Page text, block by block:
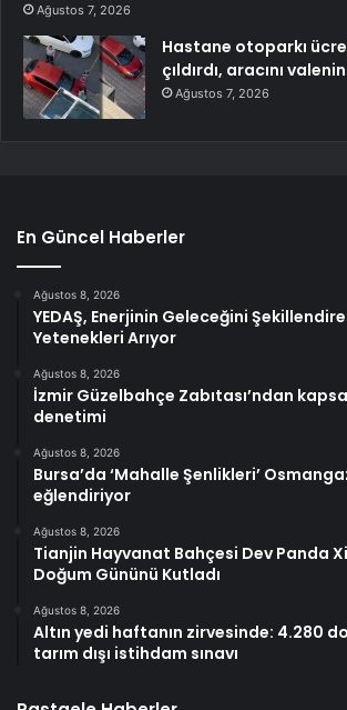
Ağustos 7, 2026
Hastane otoparkı
çıldırdı, aracını
Ağustos 7, 2026
En Güncel Haberler
Ağustos 8, 2026
YEDAŞ, Enerjinin Geleceğini
Yetenekleri Arıyor
Ağustos 8, 2026
İzmir Güzelbahçe Zabıtası’ndan
denetimi
Ağustos 8, 2026
Bursa’da ‘Mahalle Şenlikleri’
eğlendiriyor
Ağustos 8, 2026
Tianjin Hayvanat Bahçesi Dev Panda Xi
Doğum Gününü Kutladı
Ağustos 8, 2026
Altın yedi haftanın zirvesinde: 4.280
tarım dışı istihdam sınavı